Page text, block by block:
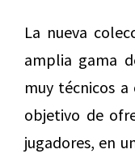
La nueva
amplia gama
muy técnicos
objetivo de
jugadores, en